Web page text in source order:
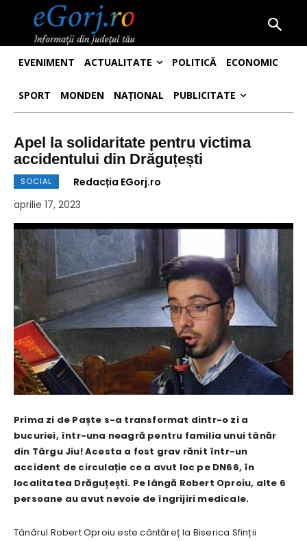
EVENIMENT ACTUALITATE POLITICĂ ECONOMIC
SPORT MONDEN NAȚIONAL PUBLICITATE
Apel la solidaritate pentru victima
accidentului din Drăguțești
SOCIAL
Redacția EGorj.ro
aprilie 17, 2023
Prima zi de Paște s-a transformat dintr-o zi a
bucuriei, într-una neagră pentru familia unui tânăr
din Târgu Jiu! Acesta a fost grav rănit într-un
accident de circulație ce a avut loc pe DN66, în
localitatea Drăguțești. Pe lângă Robert Oproiu, alte 6
persoane au avut nevoie de îngrijiri medicale.
Tânărul Robert Oproiu este cântăreț la Biserica Sfinții